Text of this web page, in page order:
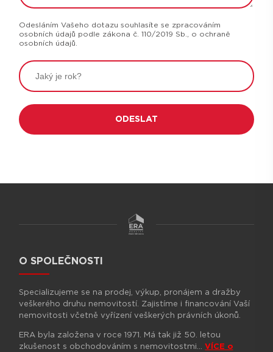
Odesláním Vašeho dotazu souhlasíte se zpracováním
osobních údajů podle zákona č. 110/2019 Sb., o ochraně
osobních údajů.
O SPOLEČNOSTI
Specializujeme se na prodej, výkup, pronájem a dražby
veškerého druhu nemovitostí. Zajistíme i financování Vaší
nemovitosti včetně vyřízení veškerých právních úkonů.
ERA byla založena v roce 1971. Má tak již 50. letou
zkušenost s obchodováním s nemovitostmi… VÍCE o